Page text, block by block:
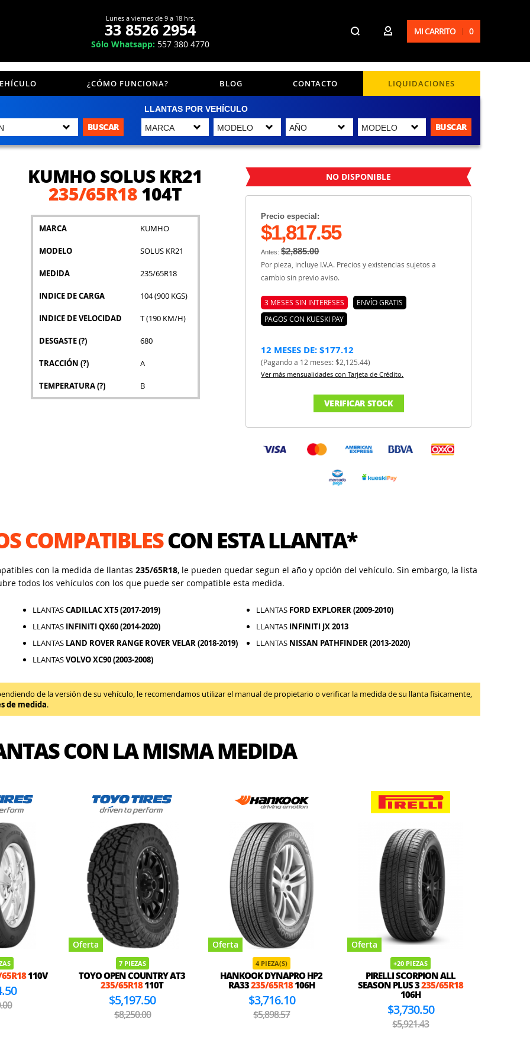
Lunes a viernes de 9 a 18 hrs.
33 8526 2954
Sólo Whatsapp: 557 380 4770
MI CARRITO 0
¿CÓMO FUNCIONA? BLOG CONTACTO LIQUIDACIONES
BUSCAR
LLANTAS POR VEHÍCULO
BUSCAR
KUMHO SOLUS KR21
235/65R18104T
MARCA KUMHO
MODELO SOLUS KR21
MEDIDA 235/65R18
INDICE DE CARGA 104 (900 KGS)
INDICE DE VELOCIDAD T (190 KM/H)
DESGASTE(?) 680
TRACCIÓN (?) A
TEMPERATURA(?) B
NO DISPONIBLE
Precio especial:
$1,817.55
Antes:$2,885.00
Por pieza, incluye I.V.A. Precios y existencias sujetos a
cambio sin previo aviso.
3 MESES SIN INTERESES
ENVÍO GRATIS
PAGOS CON KUESKI PAY
12 MESES DE: $177.12
(Pagando a 12 meses: $2,125.44)
Ver más mensualidades con Tarjeta de Crédito.
VERIFICAR STOCK
COMPATIBLESCON ESTA LLANTA*
con la medida de llantas 235/65R18, le pueden quedar segun el año y opción del vehículo. Sin embargo, la lista
todos los vehículos con los que puede ser compatible esta medida.
LLANTASCADILLAC XT5 (2017-2019) LLANTAS FORD EXPLORER (2009-2010)
LLANTAS INFINITI QX60 (2014-2020) LLANTAS INFINITI JX 2013
LLANTAS LAND ROVER RANGE ROVER VELAR (2018-2019) LLANTAS NISSAN PATHFINDER (2013-2020)
LLANTASVOLVO XC90 (2003-2008)
de la versión de su vehículo, le recomendamos utilizar el manual de propietario o verificar la medida de su llanta físicamente,
de medida.
CON LA MISMA MEDIDA
110V
Oferta
7 PIEZAS
TOYO OPEN COUNTRY AT3
235/65R18110T
$5,197.50
$8,250.00
Oferta
4 PIEZA(S)
HANKOOK DYNAPRO HP2
RA33235/65R18106H
$3,716.10
$5,898.57
Oferta
+20 PIEZAS
PIRELLI SCORPION ALL
SEASON PLUS 3235/65R18
106H
$3,730.50
$5,921.43